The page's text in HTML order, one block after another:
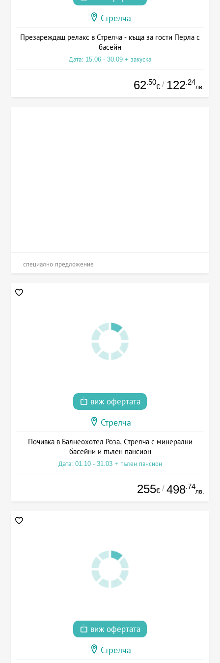
Стрелча
Презареждащ релакс в Стрелча - къща за гости Перла с
басейн
Дата: 15.06 - 30.09 + закуска
62.50
€ / 122.24
лв.
специално предложение
виж офертата
Стрелча
Почивка в Балнеохотел Роза, Стрелча с минерални
басейни и пълен пансион
Дата: 01.10 - 31.03 + пълен пансион
255€ / 498.74
лв.
виж офертата
Стрелча